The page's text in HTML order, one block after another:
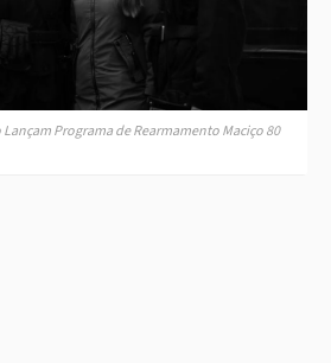
Programa de Rearmamento Maciço 80